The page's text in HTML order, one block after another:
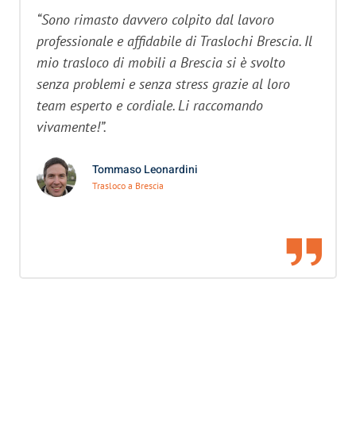
“Sono rimasto davvero colpito dal lavoro
professionale e affidabile di Traslochi Brescia. Il
mio trasloco di mobili a Brescia si è svolto
senza problemi e senza stress grazie al loro
team esperto e cordiale. Li raccomando
vivamente!”.
Tommaso Leonardini
Trasloco a Brescia